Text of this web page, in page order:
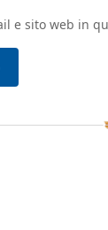
e sito web in